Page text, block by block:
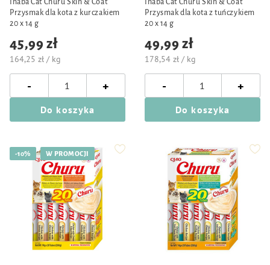
Inaba Cat Churu Skin & Coat
Przysmak dla kota z kurczakiem
20 x 14 g
45,99 zł
164,25 zł / kg
- +
Do koszyka
Inaba Cat Churu Skin & Coat
Przysmak dla kota z tuńczykiem
20 x 14 g
49,99 zł
178,54 zł / kg
- +
Do koszyka
-10% W PROMOCJI